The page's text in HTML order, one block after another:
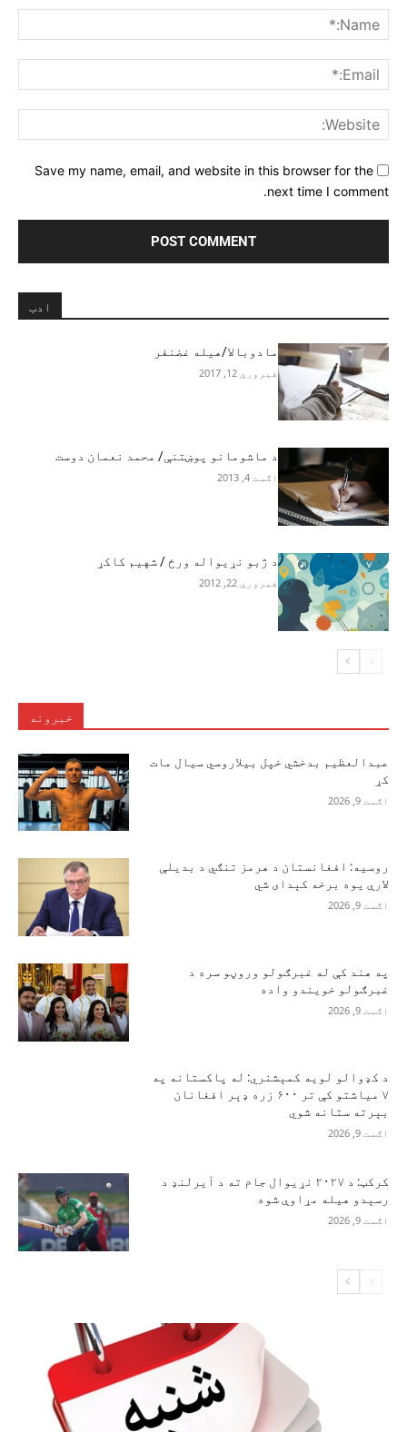
Save my name, email, and website in this browser for the
next time I comment.
ادب
مادوبالا/هیله غضنفر
فبروري 12, 2017
د ماشومانو پوښتنې/ محمد نعمان دوست
اګست 4, 2013
د ژبو نړيواله ورځ / شهيم کاکړ
فبروري 22, 2012
خبرونه
عبدالعظیم بدخشي خپل بیلاروسي سیال مات
کړ
اګست 9, 2026
روسیه: افغانستان د هرمز تنګي د بدیلې
لارې یوه برخه کېدای شي
اګست 9, 2026
په هند کې له غبرګولو وروڼو سره د
غبرګولو خویندو واده
اګست 9, 2026
د کډوالو لویه کمېشنري: له پاکستانه په
۷ میاشتو کې تر ۶۰۰ زره ډېر افغانان
بېرته ستانه شوي
اګست 9, 2026
کرکټ: د ۲۰۲۷ نړیوال جام ته د آیرلنډ د
رسېدو هیله مړاوې شوه
اګست 9, 2026